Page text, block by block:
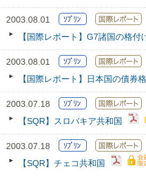
2003.08.01
【国際レポート】G7諸国の格付
2003.08.01
【国際レポート】日本国の債券
2003.07.18
【SQR】スロバキア共和国
2003.07.18
【SQR】チェコ共和国